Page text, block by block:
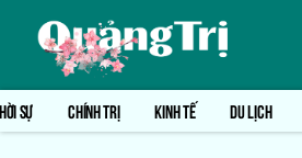
SỰ CHÍNH TRỊ KINH TẾ DU LỊCH